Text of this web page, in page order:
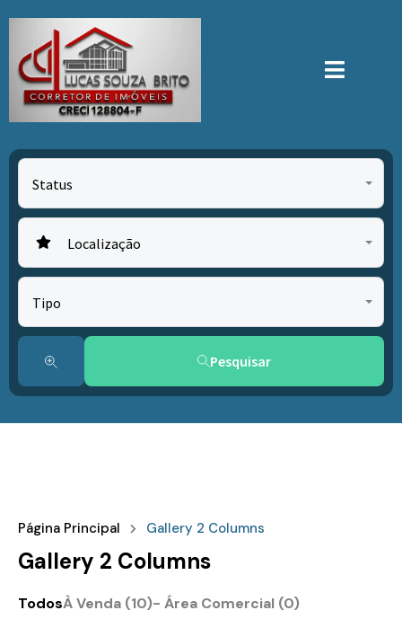
Status
Localização
Tipo
Pesquisar
Página Principal Gallery 2 Columns
Gallery 2 Columns
TodosÀ Venda (10)- Área Comercial (0)